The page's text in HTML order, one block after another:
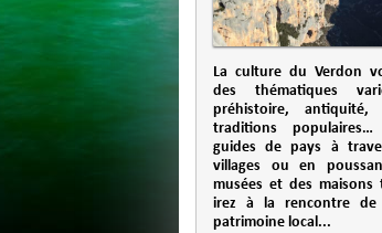
La culture du Verdon
des thématiques
préhistoire,
traditions populaires…
guides de pays à
villages ou en
musées et des maisons
irez à la rencontre
patrimoine local...